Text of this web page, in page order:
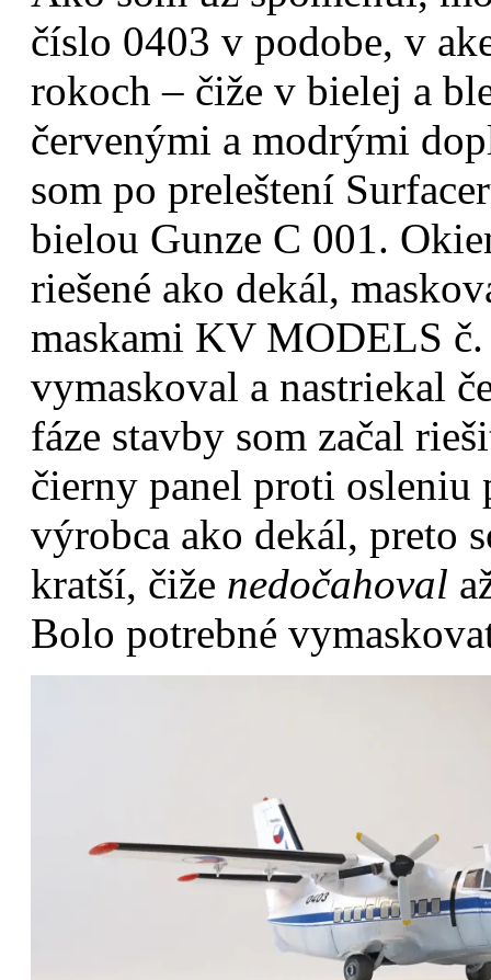
číslo 0403 v podobe, v
rokoch – čiže v bielej a
červenými a modrými
som po preleštení
bielou Gunze C 001.
riešené ako dekál,
maskami KV MODELS č.
vymaskoval a nastriekal
fáze stavby som začal
čierny panel proti osleniu
výrobca ako dekál, preto
kratší, čiže nedočahoval
Bolo potrebné